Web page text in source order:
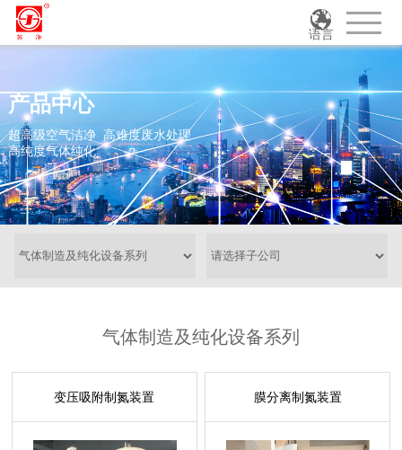
语言
产品中心
超高级空气洁净 高难度废水处理
高纯度气体纯化
气体制造及纯化设备系列
变压吸附制氮装置 膜分离制氮装置